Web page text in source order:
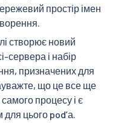
простір імен
створює новий
сервера і набір
призначених для
що це все ще
процесу і є
цього podʼа.